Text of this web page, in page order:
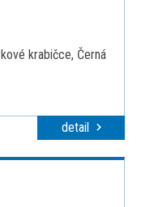
krabičce, Černá
detail